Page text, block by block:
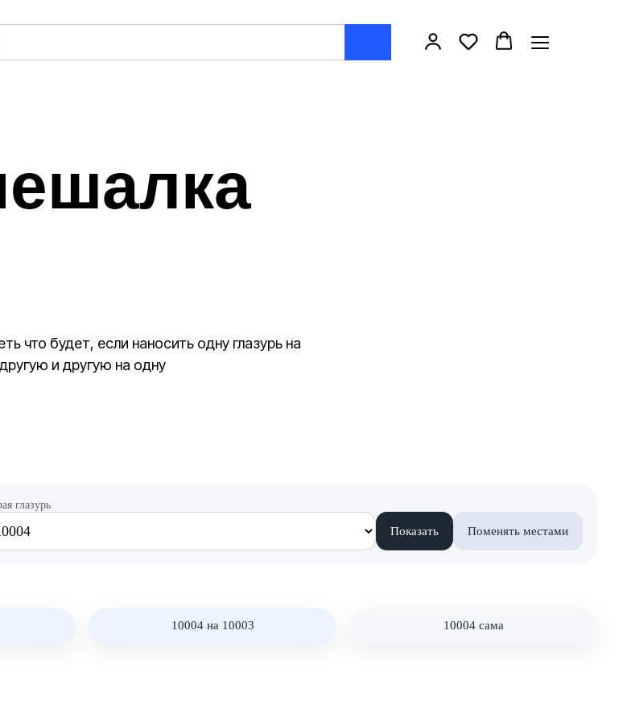
что будет, если наносить одну глазурь на
другую и другую на одну
глазурь
Показать Поменять местами
Нет фото: 10004 на 10003
10004 на 10003 Нет фото глазури 10004
10004 сама